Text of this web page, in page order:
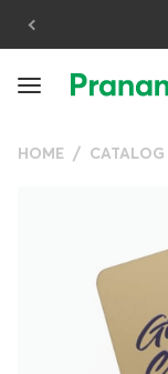
HOME CATALOG